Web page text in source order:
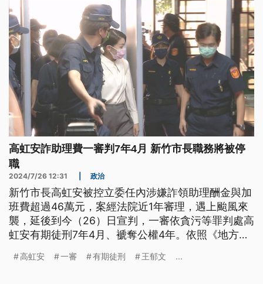
高虹安詐助理費一審判7年4月 新竹市長職務將被停
職
2024/7/26 12:31 政治
新竹市長高虹安被控立委任內涉嫌詐領助理酬金與加
班費超過46萬元，案經法院近1年審理，遇上颱風來
襲，延後到今（26）日宣判，一審依貪污等罪判處高
虹安有期徒刑7年4月、褫奪公權4年。依照《地方制
有高虹安立委時期的4名辦公室主任，包含「小兔」
高虹安 一審 有期徒刑 王郁文 ...